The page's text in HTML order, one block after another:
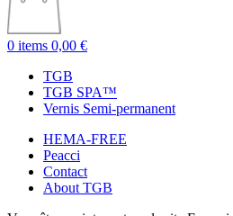
0 items 0,00 €
TGB
TGB SPA™
Vernis Semi-permanent
HEMA-FREE
Peacci
Contact
About TGB